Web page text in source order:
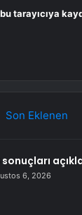
tarayıcıya
Son Eklenen
sonuçları
6, 2026